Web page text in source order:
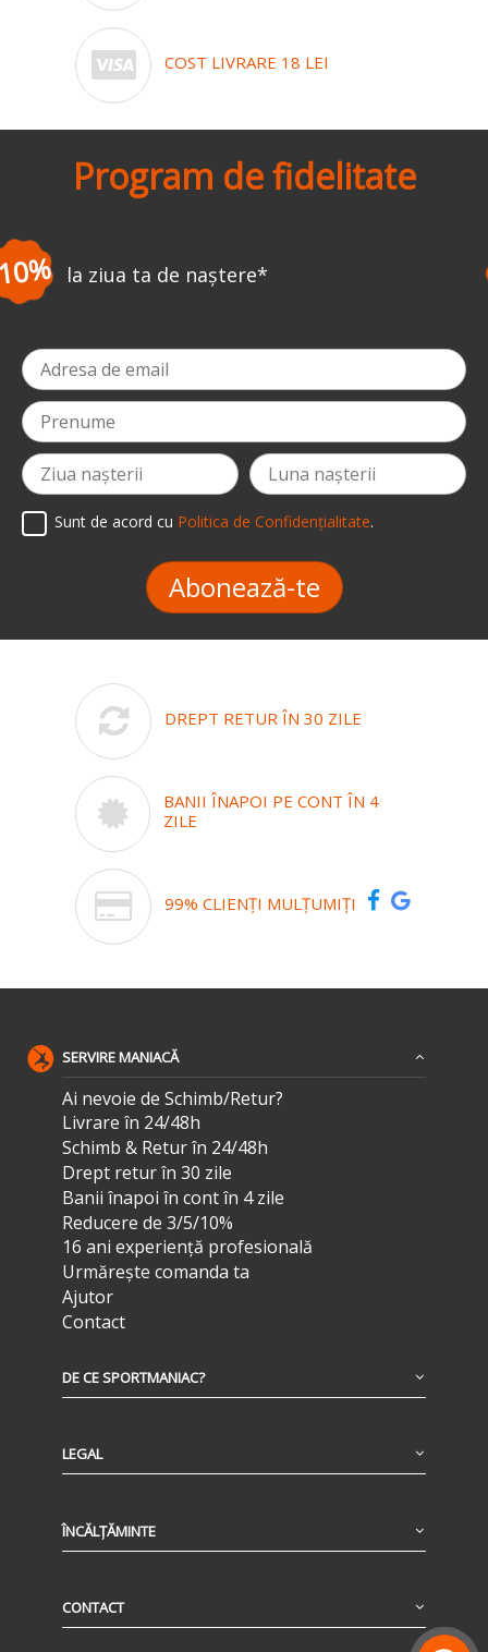
COST LIVRARE 18 LEI
Program de fidelitate
-3% la prima comandă
Sunt de acord cu Politica de Confidențialitate.
Abonează-te
DREPT RETUR ÎN 30 ZILE
BANII ÎNAPOI PE CONT ÎN 4
ZILE
99% CLIENȚI MULȚUMIȚI
SERVIRE MANIACĂ
Ai nevoie de Schimb/Retur?
Livrare în 24/48h
Schimb & Retur în 24/48h
Drept retur în 30 zile
Banii înapoi în cont în 4 zile
Reducere de 3/5/10%
16 ani experiență profesională
Urmărește comanda ta
Ajutor
Contact
DE CE SPORTMANIAC?
LEGAL
ÎNCĂLȚĂMINTE
CONTACT